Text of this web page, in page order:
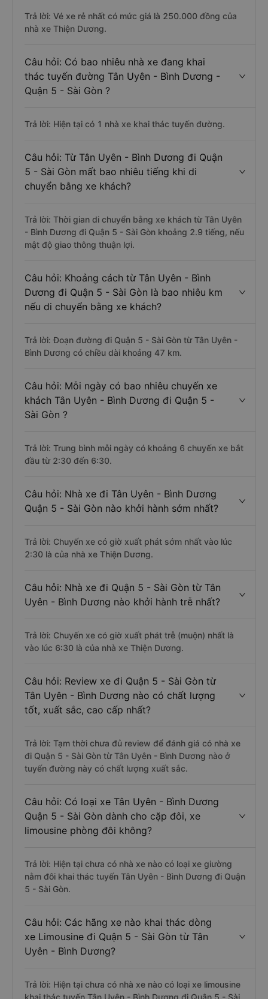
Trả lời: Vé xe rẻ nhất có mức giá là 250.000 đồng của
nhà xe Thiện Dương.
Câu hỏi: Có bao nhiêu nhà xe đang khai
thác tuyến đường Tân Uyên - Bình Dương -
Quận 5 - Sài Gòn ?
Trả lời: Hiện tại có 1 nhà xe khai thác tuyến đường.
Câu hỏi: Từ Tân Uyên - Bình Dương đi Quận
5 - Sài Gòn mất bao nhiêu tiếng khi di
chuyển bằng xe khách?
Trả lời: Thời gian di chuyển bằng xe khách từ Tân Uyên
- Bình Dương đi Quận 5 - Sài Gòn khoảng 2.9 tiếng, nếu
mật độ giao thông thuận lợi.
Câu hỏi: Khoảng cách từ Tân Uyên - Bình
Dương đi Quận 5 - Sài Gòn là bao nhiêu km
nếu di chuyển bằng xe khách?
Trả lời: Đoạn đường đi Quận 5 - Sài Gòn từ Tân Uyên -
Bình Dương có chiều dài khoảng 47 km.
Câu hỏi: Mỗi ngày có bao nhiêu chuyến xe
khách Tân Uyên - Bình Dương đi Quận 5 -
Sài Gòn ?
Trả lời: Trung bình mỗi ngày có khoảng 6 chuyến xe bắt
đầu từ 2:30 đến 6:30.
Câu hỏi: Nhà xe đi Tân Uyên - Bình Dương
Quận 5 - Sài Gòn nào khởi hành sớm nhất?
Trả lời: Chuyến xe có giờ xuất phát sớm nhất vào lúc
2:30 là của nhà xe Thiện Dương.
Câu hỏi: Nhà xe đi Quận 5 - Sài Gòn từ Tân
Uyên - Bình Dương nào khởi hành trễ nhất?
Trả lời: Chuyến xe có giờ xuất phát trễ (muộn) nhất là
vào lúc 6:30 là của nhà xe Thiện Dương.
Câu hỏi: Review xe đi Quận 5 - Sài Gòn từ
Tân Uyên - Bình Dương nào có chất lượng
tốt, xuất sắc, cao cấp nhất?
Trả lời: Tạm thời chưa đủ review để đánh giá có nhà xe
đi Quận 5 - Sài Gòn từ Tân Uyên - Bình Dương nào ở
tuyến đường này có chất lượng xuất sắc.
Câu hỏi: Có loại xe Tân Uyên - Bình Dương
Quận 5 - Sài Gòn dành cho cặp đôi, xe
limousine phòng đôi không?
Trả lời: Hiện tại chưa có nhà xe nào có loại xe giường
nằm đôi khai thác tuyến Tân Uyên - Bình Dương đi Quận
5 - Sài Gòn.
Câu hỏi: Các hãng xe nào khai thác dòng
xe Limousine đi Quận 5 - Sài Gòn từ Tân
Uyên - Bình Dương?
Trả lời: Hiện tại chưa có nhà xe nào có loại xe limousine
khai thác tuyến Tân Uyên - Bình Dương đi Quận 5 - Sài